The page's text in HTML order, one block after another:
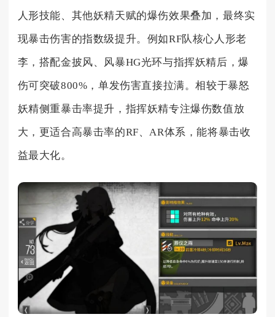
人形技能、其他妖精天赋的爆伤效果叠加，最终实
现暴击伤害的指数级提升。例如RF队核心人形老
李，搭配金披风、风暴HG光环与指挥妖精后，爆
伤可突破800%，单发伤害直接拉满。相较于暴怒
妖精侧重暴击率提升，指挥妖精专注爆伤数值放
大，更适合高暴击率的RF、AR体系，能将暴击收
益最大化。